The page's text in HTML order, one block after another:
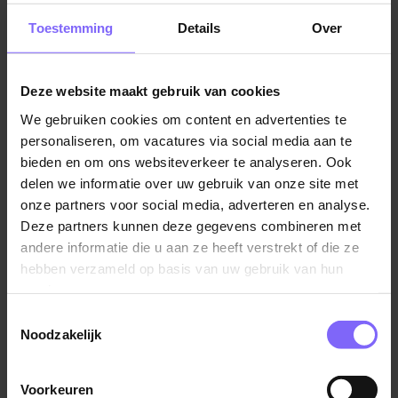
Toestemming Details Over
Deze website maakt gebruik van cookies
We gebruiken cookies om content en advertenties te
personaliseren, om vacatures via social media aan te
bieden en om ons websiteverkeer te analyseren. Ook
delen we informatie over uw gebruik van onze site met
onze partners voor social media, adverteren en analyse.
Deze partners kunnen deze gegevens combineren met
andere informatie die u aan ze heeft verstrekt of die ze
hebben verzameld op basis van uw gebruik van hun
Noodzakelijk
Voorkeuren
innovaties plaatsvinden, merken we dat organisaties
inspelen op trends. Dit leidt tot een snelle groei van
de vraag naar openstaande ICT vacatures in Sittard.
beginners als professionals in de ICT-sector. Heb je
nog geen opleiding in IT of informatie afgerond? Ook
dan kun je gewoon solliciteren op een van de
vacatures. Je kunt dan een traineeship volgen en
opgeleid worden tot een professional in dat
vakgebied.
Overige vacatures in Sittard
We kunnen ons goed inbeelden dat niet iedereen op
Sittard aan de slag, maar dan in een andere rol?
Banenrijklimburg heeft in dat geval genoeg
een groot aanbod van verschillende vacatures die